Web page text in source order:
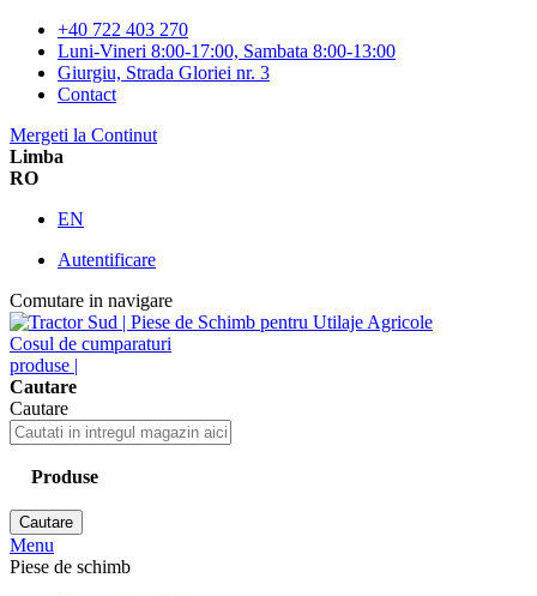
+40 722 403 270
Luni-Vineri 8:00-17:00, Sambata 8:00-13:00
Giurgiu, Strada Gloriei nr. 3
Contact
Mergeti la Continut
Limba
RO
EN
Autentificare
Comutare in navigare
Cosul de cumparaturi
produse |
Cautare
Cautare
Produse
Cautare
Menu
Piese de schimb